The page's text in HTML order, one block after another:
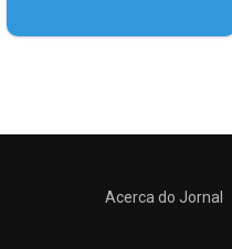
é produzir uma
Acerca do Jornal